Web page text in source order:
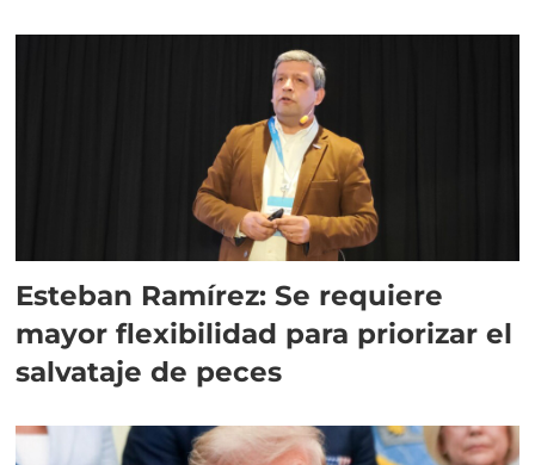
Esteban Ramírez: Se requiere
mayor flexibilidad para priorizar el
salvataje de peces